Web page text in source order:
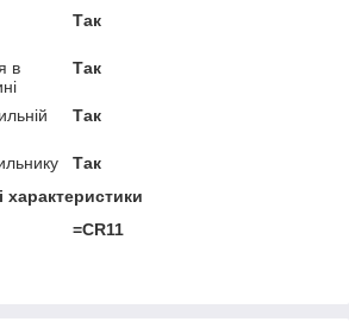
Так
в
Так
Так
Так
характеристики
=CR11